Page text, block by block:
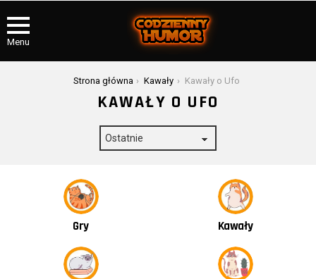
Menu
Strona główna Kawały Kawały o Ufo
KAWAŁY O UFO
Gry Kawały